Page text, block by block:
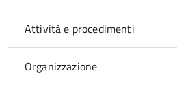
Attività e procedimenti
Organizzazione